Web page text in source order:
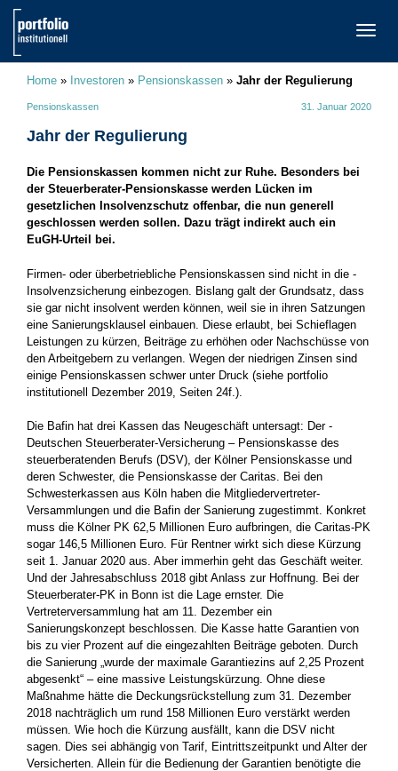
Home » Investoren » Pensionskassen » Jahr der Regulierung
Pensionskassen 31. Januar 2020
Jahr der Regulierung
Die Pensionskassen kommen nicht zur Ruhe. Besonders bei
der Steuerberater-Pensionskasse werden Lücken im
gesetzlichen Insolvenzschutz offenbar, die nun generell
geschlossen werden sollen. Dazu trägt indirekt auch ein
EuGH-Urteil bei.
Firmen- oder überbetriebliche Pensionskassen sind nicht in die ­
Insolvenzsicherung einbezogen. Bislang galt der Grundsatz, dass
sie gar nicht insolvent werden können, weil sie in ihren Satzungen
eine Sanierungsklausel einbauen. Diese erlaubt, bei Schieflagen
Leistungen zu kürzen, Beiträge zu erhöhen oder Nachschüsse von
den Arbeitgebern zu verlangen. Wegen der niedrigen Zinsen sind
einige Pensionskassen schwer unter Druck (siehe portfolio
institutionell Dezember 2019, Seiten 24f.).
Die Bafin hat drei Kassen das Neugeschäft untersagt: Der ­
Deutschen Steuerberater-Versicherung – Pensionskasse des
steuerberatenden Berufs (DSV), der Kölner Pensionskasse und
deren Schwester, die ­Pensionskasse der Caritas. Bei den
Schwesterkassen aus Köln ­haben die Mitgliedervertreter-
Versammlungen und die Bafin der Sanierung zugestimmt. Konkret
muss die Kölner PK 62,5 ­Millionen Euro aufbringen, die Caritas-PK
sogar 146,5 Millionen Euro. Für Rentner wirkt sich diese Kürzung
seit 1. Januar 2020 aus. Aber ­immerhin geht das Geschäft weiter.
Und der Jahresabschluss 2018 gibt Anlass zur Hoffnung. Bei der
Steuerberater-PK in Bonn ist die Lage ernster. Die
Vertreterversammlung hat am 11. Dezember ein
Sanierungskonzept beschlossen. Die Kasse hatte Garantien von
bis zu vier Prozent auf die eingezahlten Beiträge geboten. Durch
die Sanierung „wurde der maximale Garantiezins auf 2,25 Prozent
abgesenkt“ – eine massive Leistungskürzung. Ohne diese
Maßnahme hätte die Deckungsrückstellung zum 31. Dezember
2018 ­nachträglich um rund 158 Millionen Euro verstärkt werden
müssen. Wie hoch die Kürzung ausfällt, kann die DSV nicht
sagen. Dies sei abhängig von Tarif, Eintrittszeitpunkt und Alter der
Versicherten. Allein für die Bedienung der Garantien benötigte die